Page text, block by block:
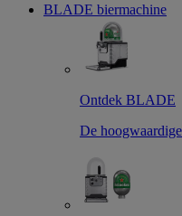
BLADE biermachine
Ontdek BLADE
De